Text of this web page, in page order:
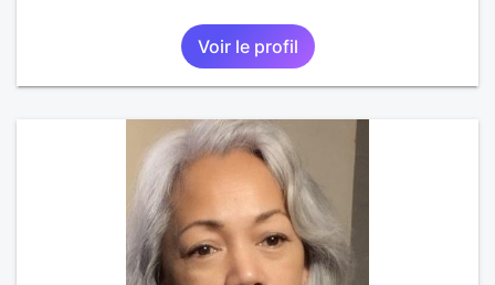
Voir le profil